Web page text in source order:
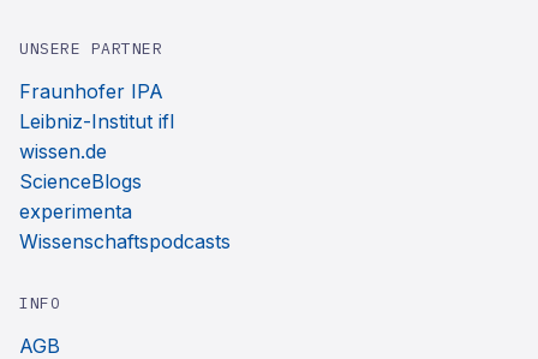
UNSERE PARTNER
Fraunhofer IPA
Leibniz-Institut ifl
wissen.de
ScienceBlogs
experimenta
Wissenschaftspodcasts
INFO
AGB